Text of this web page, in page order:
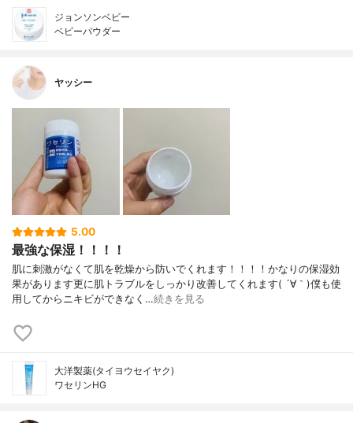
ジョンソンベビー
ベビーパウダー
ヤッシー
5.00
最強な保湿！！！！
肌に刺激がなくて肌を乾燥から防いでくれます！！！！かなりの保湿効
果があります更に肌トラブルをしっかり改善してくれます( ´∀｀)僕も使
用してからニキビができなく…続きを見る
大洋製薬(タイヨウセイヤク)
ワセリンHG